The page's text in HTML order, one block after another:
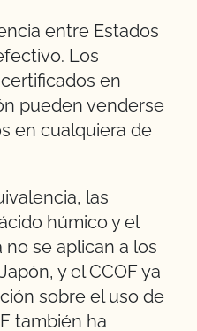
entre Estados
Los
en
pueden venderse
en cualquiera de
las
húmico y el
se aplican a los
y el CCOF ya
sobre el uso de
también ha